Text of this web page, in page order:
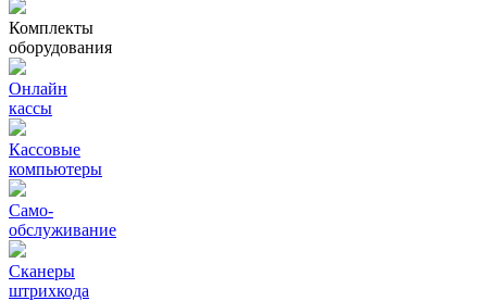
Комплекты
оборудования
Онлайн
кассы
Кассовые
компьютеры
Само-
обслуживание
Сканеры
штрихкода